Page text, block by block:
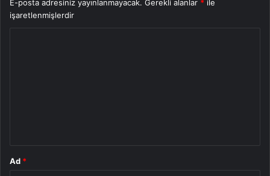
E-posta adresiniz yayınlanmayacak. Gerekli alanlar * ile
işaretlenmişlerdir
Ad *